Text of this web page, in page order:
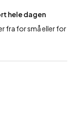
hele dagen
fra for små eller for